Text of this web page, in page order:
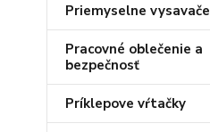
Priemyselne vysavače
Pracovné oblečenie a
bezpečnosť
Príklepove vŕtačky